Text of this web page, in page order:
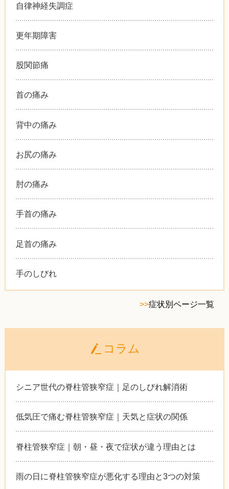
自律神経失調症
更年期障害
股関節痛
首の痛み
背中の痛み
お尻の痛み
肘の痛み
手首の痛み
足首の痛み
手のしびれ
>>症状別ページ一覧
コラム
シニア世代の脊柱管狭窄症｜足のしびれ解消術
低気圧で痛む脊柱管狭窄症｜天気と症状の関係
脊柱管狭窄症｜朝・昼・夜で症状が違う理由とは
雨の日に脊柱管狭窄症が悪化する理由と3つの対策